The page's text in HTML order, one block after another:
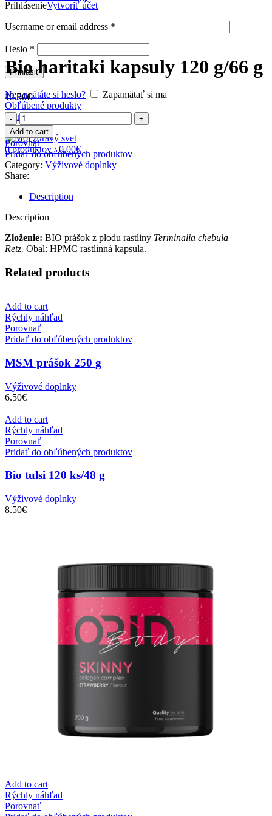
PrihlásenieVytvoriť účet
Username or email address *
Heslo *
Prihlásiť
Nepamätáte si heslo?
Zapamätať si ma
Obľúbené produkty
0produktov / 0.00€
Menu
0produktov / 0.00€
Bio haritaki kapsuly 120 g/66 g
12.50€
Bio
haritaki
kapsuly
120
g/66
g
quantity
Add to cart
Porovnať
Pridať do obľúbených produktov
Category: Výživové doplnky
Share:
Description
Description
Zloženie: BIO prášok z plodu rastliny Terminalia chebula
Retz. Obal: HPMC rastlinná kapsula.
Related products
Add to cart
Rýchly náhľad
Porovnať
Pridať do obľúbených produktov
MSM prášok 250 g
Výživové doplnky
6.50€
Add to cart
Rýchly náhľad
Porovnať
Pridať do obľúbených produktov
Bio tulsi 120 ks/48 g
Výživové doplnky
8.50€
Add to cart
Rýchly náhľad
Porovnať